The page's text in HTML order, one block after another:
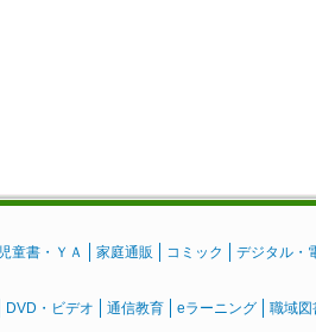
児童書・ＹＡ 家庭通販 コミック デジタル・
DVD・ビデオ 通信教育 eラーニング 職域図